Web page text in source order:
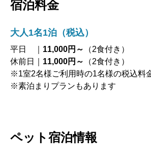
宿泊料金
大人1名1泊（税込）
平日 ｜ 11,000円～
（2食付き）
休前日｜ 11,000円～
（2食付き）
※1室2名様ご利用時の1名様の税込料
※素泊まりプランもあります
ペット宿泊情報